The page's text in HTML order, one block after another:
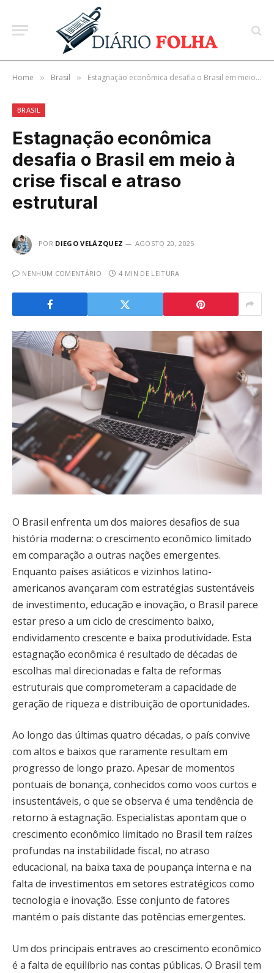
Home » Brasil » Estagnação econômica desafia o Brasil em meio à crise fiscal e atraso estrutural
BRASIL
Estagnação econômica
desafia o Brasil em meio à
crise fiscal e atraso
estrutural
POR DIEGO VELÁZQUEZ AGOSTO 20, 2025
NENHUM COMENTÁRIO 4 MIN DE LEITURA
O Brasil enfrenta um dos maiores desafios de sua
história moderna: o crescimento econômico limitado
em comparação a outras nações emergentes.
Enquanto países asiáticos e vizinhos latino-
americanos avançaram com estratégias sustentáveis
de investimento, educação e inovação, o Brasil parece
estar preso a um ciclo de crescimento baixo,
endividamento crescente e baixa produtividade. Esta
estagnação econômica é resultado de décadas de
escolhas mal direcionadas e falta de reformas
estruturais que comprometeram a capacidade de
geração de riqueza e distribuição de oportunidades.
Ao longo das últimas quatro décadas, o país convive
com altos e baixos que raramente resultam em
progresso de longo prazo. Apesar de momentos
pontuais de bonança, conhecidos como voos curtos e
insustentáveis, o que se observa é uma tendência de
retorno à estagnação. Especialistas apontam que o
crescimento econômico limitado no Brasil tem raízes
profundas na instabilidade fiscal, no atraso
educacional, na baixa taxa de poupança interna e na
falta de investimentos em setores estratégicos como
tecnologia e inovação. Esse conjunto de fatores
mantém o país distante das potências emergentes.
Um dos principais entraves ao crescimento econômico
é a falta de equilíbrio nas contas públicas. O Brasil tem